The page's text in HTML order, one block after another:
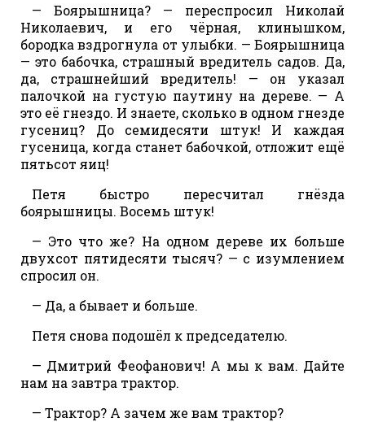
— Боярышница? — переспросил Николай
Николаевич, и его чёрная, клинышком,
бородка вздрогнула от улыбки. — Боярышница
— это бабочка, страшный вредитель садов. Да,
да, страшнейший вредитель! — он указал
палочкой на густую паутину на дереве. — А
это её гнездо. И знаете, сколько в одном гнезде
гусениц? До семидесяти штук! И каждая
гусеница, когда станет бабочкой, отложит ещё
пятьсот яиц!
Петя быстро пересчитал гнёзда
боярышницы. Восемь штук!
— Это что же? На одном дереве их больше
двухсот пятидесяти тысяч? — с изумлением
спросил он.
— Да, а бывает и больше.
Петя снова подошёл к председателю.
— Дмитрий Феофанович! А мы к вам. Дайте
нам на завтра трактор.
— Трактор? А зачем же вам трактор?